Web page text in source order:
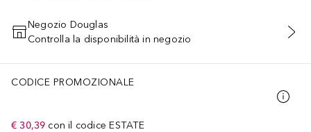
AGGIUNGI AL CARRELLO
Negozio Douglas
Controlla la disponibilità in negozio
CODICE PROMOZIONALE
€ 30,39 con il codice ESTATE